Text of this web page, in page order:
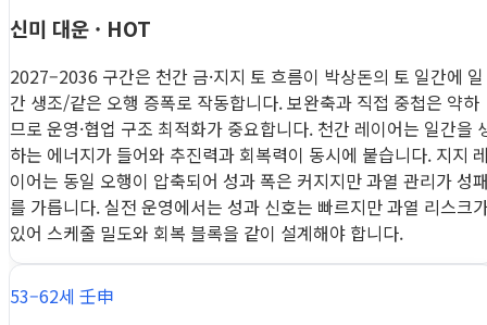
신미 대운 · HOT
2027–2036 구간은 천간 금·지지 토 흐름이 박상돈의 토 일간에 일
간 생조/같은 오행 증폭로 작동합니다. 보완축과 직접 중첩은 약하
므로 운영·협업 구조 최적화가 중요합니다. 천간 레이어는 일간을
하는 에너지가 들어와 추진력과 회복력이 동시에 붙습니다. 지지
이어는 동일 오행이 압축되어 성과 폭은 커지지만 과열 관리가 성
를 가릅니다. 실전 운영에서는 성과 신호는 빠르지만 과열 리스크
있어 스케줄 밀도와 회복 블록을 같이 설계해야 합니다.
53–62세 壬申